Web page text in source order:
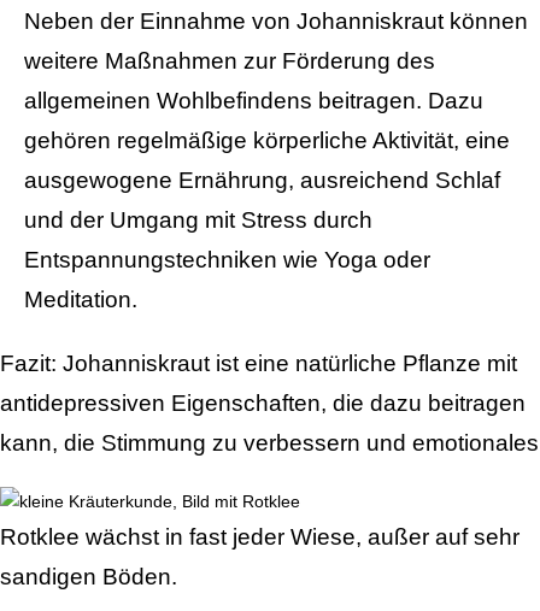
Neben der Einnahme von Johanniskraut können
weitere Maßnahmen zur Förderung des
allgemeinen Wohlbefindens beitragen. Dazu
gehören regelmäßige körperliche Aktivität, eine
ausgewogene Ernährung, ausreichend Schlaf
und der Umgang mit Stress durch
Entspannungstechniken wie Yoga oder
Meditation.
Fazit: Johanniskraut ist eine natürliche Pflanze mit
antidepressiven Eigenschaften, die dazu beitragen
kann, die Stimmung zu verbessern und emotionales
Rotklee wächst in fast jeder Wiese, außer auf sehr
sandigen Böden.